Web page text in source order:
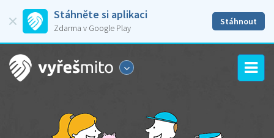
Stáhněte si aplikaci
Zdarma v Google Play
Stáhnout